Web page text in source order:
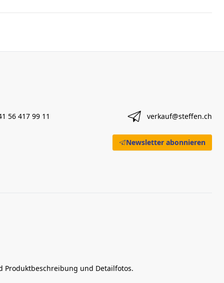
56 417 99 11 verkauf@steffen.ch
Newsletter abonnieren
und Detailfotos.